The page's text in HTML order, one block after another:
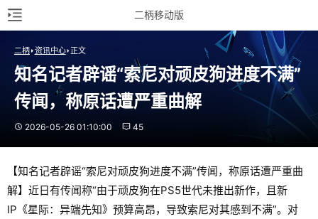
二柄移动版
二柄 资讯中心 正文
知名记者辟谣“索尼对顽皮狗进度不满”
传闻，称原话遭严重曲解
2026-05-26 01:10:00 45
【知名记者辟谣“索尼对顽皮狗进度不满”传闻，称原话遭严重曲
解】近日有传闻称“由于顽皮狗在PS5世代未推出新作，且新
IP《星际：异端先知》预算高昂，导致索尼对其感到不满”。对